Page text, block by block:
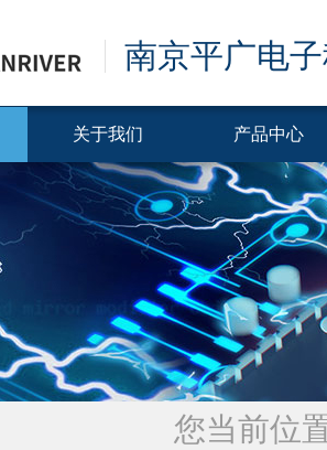
南京平广电
关于我们 产品中心
您当前位